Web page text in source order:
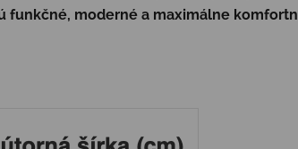
funkčné, moderné a maximálne